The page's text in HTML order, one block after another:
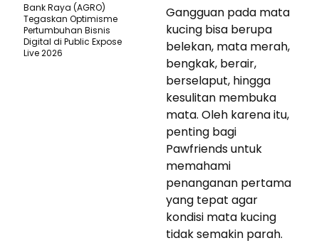
Gangguan pada mata
kucing bisa berupa
belekan, mata merah,
bengkak, berair,
berselaput, hingga
kesulitan membuka
mata. Oleh karena itu,
penting bagi
Pawfriends untuk
memahami
penanganan pertama
yang tepat agar
kondisi mata kucing
tidak semakin parah.
Bank Raya (AGRO)
Tegaskan Optimisme
Pertumbuhan Bisnis
Digital di Public Expose
Live 2026